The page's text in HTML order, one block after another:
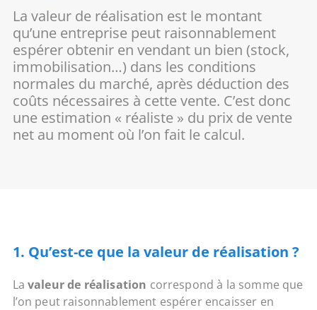
La valeur de réalisation est le montant
qu’une entreprise peut raisonnablement
espérer obtenir en vendant un bien (stock,
immobilisation…) dans les conditions
normales du marché, après déduction des
coûts nécessaires à cette vente. C’est donc
une estimation « réaliste » du prix de vente
net au moment où l’on fait le calcul.
1. Qu’est-ce que la valeur de réalisation ?
La valeur de réalisation correspond à la somme que
l’on peut raisonnablement espérer encaisser en